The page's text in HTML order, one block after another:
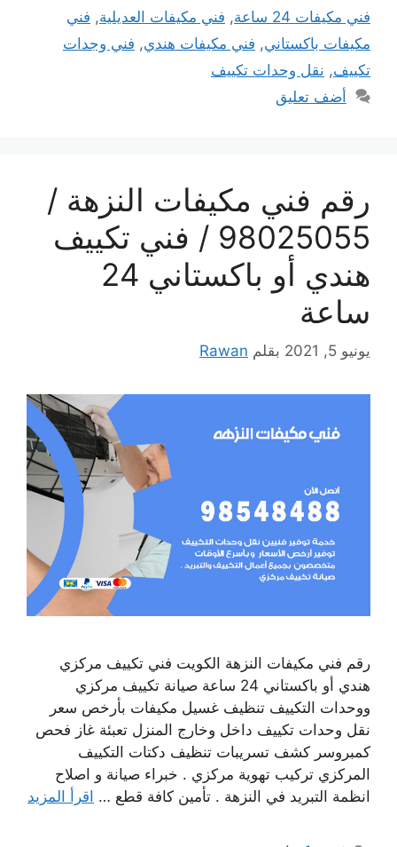
فني مكيفات 24 ساعة
, فني مكيفات العديلية, فني
مكيفات باكستاني, فني مكيفات هندي, فني وجدات
تكييف, نقل وحدات تكييف
أضف تعليق
رقم فني مكيفات النزهة /
98025055 / فني تكييف
هندي أو باكستاني 24
ساعة
يونيو 5, 2021 بقلم Rawan
رقم فني مكيفات النزهة الكويت فني تكييف مركزي
هندي أو باكستاني 24 ساعة صيانة تكييف مركزي
ووحدات التكييف تنظيف غسيل مكيفات بأرخص سعر
نقل وحدات تكييف داخل وخارج المنزل تعبئة غاز فحص
كمبروسر كشف تسريبات تنظيف دكتات التكييف
المركزي تركيب تهوية مركزي . خبراء صيانة و اصلاح
انظمة التبريد في النزهة . تأمين كافة قطع … اقرأ المزيد